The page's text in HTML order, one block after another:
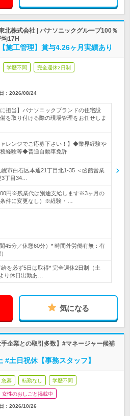
北株式会社 | パナソニックグループ100％
17H
施工管理】賞与4.26ヶ月実績あり
学歴不問 完全週休2日制
： 2026/08/24
担当】パナソニックブランドの住宅設
を取り付ける際の現場管理をお任せしま
ャレンジでご応募下さい！】◆業界経験や
経験等◆普通自動車免許
幌市白石区本通21丁目北1-35 ＜函館営業
丁目34…
円※残業代は別途支給します※3ヶ月の
件に変更なし）※経験・…
45分／休憩60分）* 時間外労働有無：有
を必ず5日は取得* 完全週休2日制（土
り休日出勤あ…
気になる
企業との取引多数】#マネージャー候補
土日祝休【事務スタッフ】
急募 転勤なし 学歴不問
女性のおしごと掲載中
： 2026/10/26